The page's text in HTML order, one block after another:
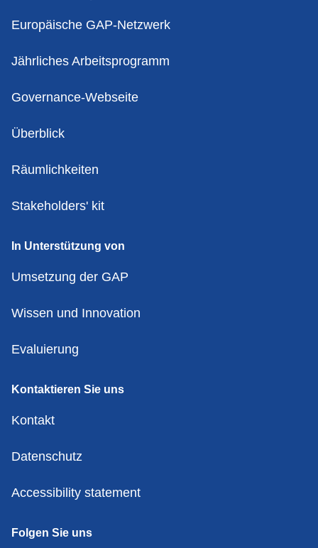
Europäische GAP-Netzwerk
Jährliches Arbeitsprogramm
Governance-Webseite
Überblick
Räumlichkeiten
Stakeholders' kit
In Unterstützung von
Umsetzung der GAP
Wissen und Innovation
Evaluierung
Kontaktieren Sie uns
Kontakt
Datenschutz
Accessibility statement
Folgen Sie uns